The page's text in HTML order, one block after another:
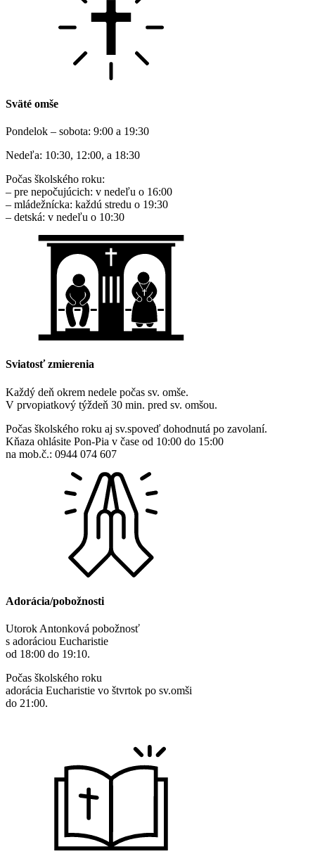
Sväté omše
Pondelok – sobota: 9:00 a 19:30
Nedeľa: 10:30, 12:00, a 18:30
Počas školského roku:
– pre nepočujúcich: v nedeľu o 16:00
– mládežnícka: každú stredu o 19:30
– detská: v nedeľu o 10:30
Sviatosť zmierenia
Každý deň okrem nedele počas sv. omše.
V prvopiatkový týždeň 30 min. pred sv. omšou.
Počas školského roku aj sv.spoveď dohodnutá po zavolaní.
Kňaza ohlásite Pon-Pia v čase od 10:00 do 15:00
na mob.č.: 0944 074 607
Adorácia/pobožnosti
Utorok Antonková pobožnosť
s adoráciou Eucharistie
od 18:00 do 19:10.
Počas školského roku
adorácia Eucharistie vo štvrtok po sv.omši
do 21:00.